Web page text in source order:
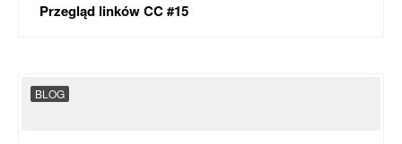
Przegląd linków CC #15
BLOG